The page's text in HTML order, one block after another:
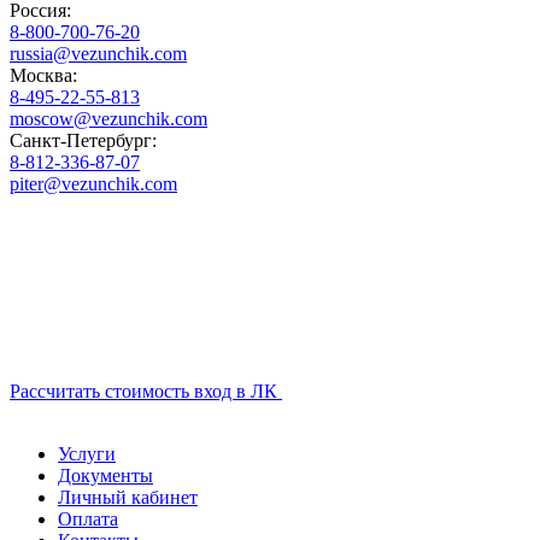
Россия:
8-800-700-76-20
russia@vezunchik.com
Москва:
8-495-22-55-813
moscow@vezunchik.com
Санкт-Петербург:
8-812-336-87-07
piter@vezunchik.com
Рассчитать стоимость вход в ЛК
Услуги
Документы
Личный кабинет
Оплата